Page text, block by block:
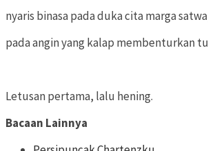
nyaris binasa pada duka cita marga
pada angin yang kalap membenturkan
Letusan pertama, lalu hening.
Bacaan Lainnya